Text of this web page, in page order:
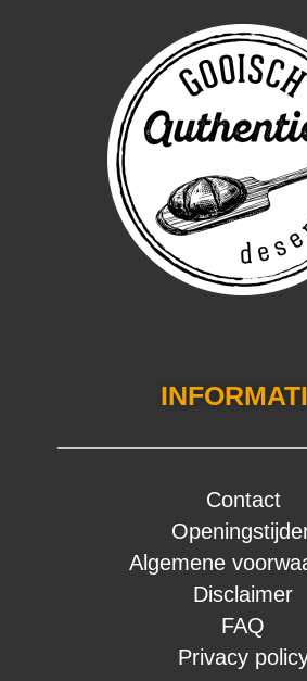
Contact
Algemene
Disclaimer
FAQ
Privacy